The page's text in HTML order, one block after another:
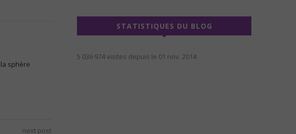
sphère
next post
STATISTIQUES DU BLOG
5 036 974 visites depuis le 01 nov. 2014